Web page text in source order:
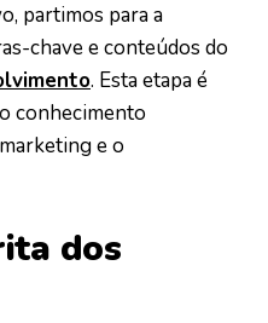
partimos para a
chave e conteúdos do
. Esta etapa é
conhecimento
e o
dos